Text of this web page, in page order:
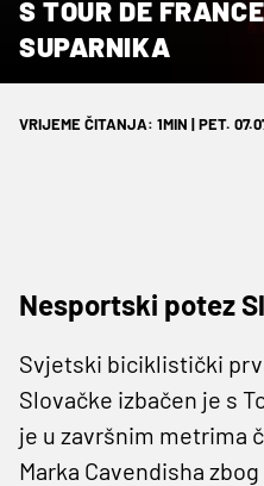
S TOUR DE
SUPARNIKA
VRIJEME ČITANJA: 1MIN | PET.
Nesportski potez
Svjetski biciklistički
Slovačke izbačen je s
je u završnim metrima
Marka Cavendisha